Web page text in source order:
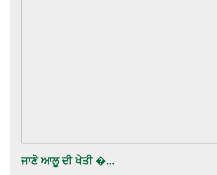
ਜਾਣੋ ਆਲੂ ਦੀ ਖੇਤੀ �...